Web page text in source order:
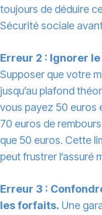
toujours de déduire
Sécurité sociale
Erreur 2 : Ignorer
Supposer que votre
jusqu’au plafond
vous payez 50 euros
70 euros de
que 50 euros. Cette
peut frustrer l’assuré
Erreur 3 :
les forfaits. Une